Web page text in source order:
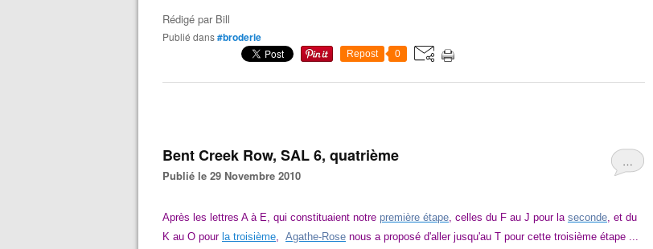
Rédigé par Bill
Publié dans#broderie
Repost 0
…
Bent Creek Row, SAL 6, quatrième
Publié le 29 Novembre 2010
Après les lettres A à E, qui constituaient notre première étape, celles du F au J pour la seconde, et du
K au O pour la troisième, Agathe-Rose nous a proposé d'aller jusqu'au T pour cette troisième étape ...